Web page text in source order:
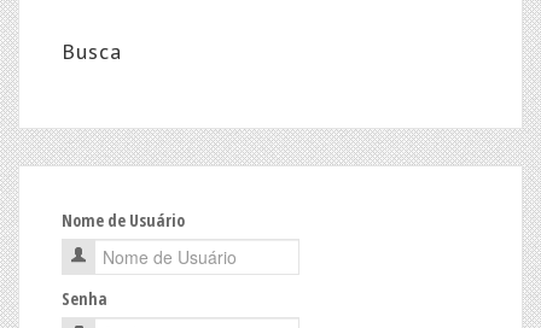
Busca
Nome de Usuário
Senha